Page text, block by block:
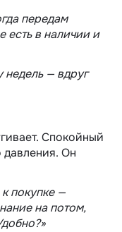
передам
есть в наличии и
— вдруг
Спокойный
давления. Он
покупке —
на потом,